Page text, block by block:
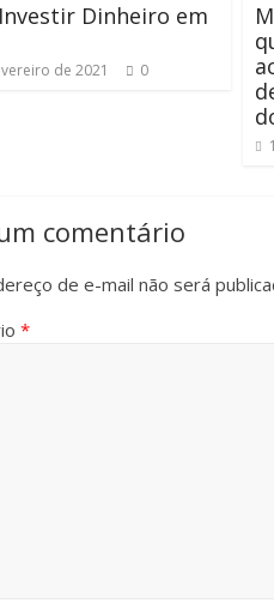
Dinheiro em
de 2021 0
comentário
de e-mail não será
*